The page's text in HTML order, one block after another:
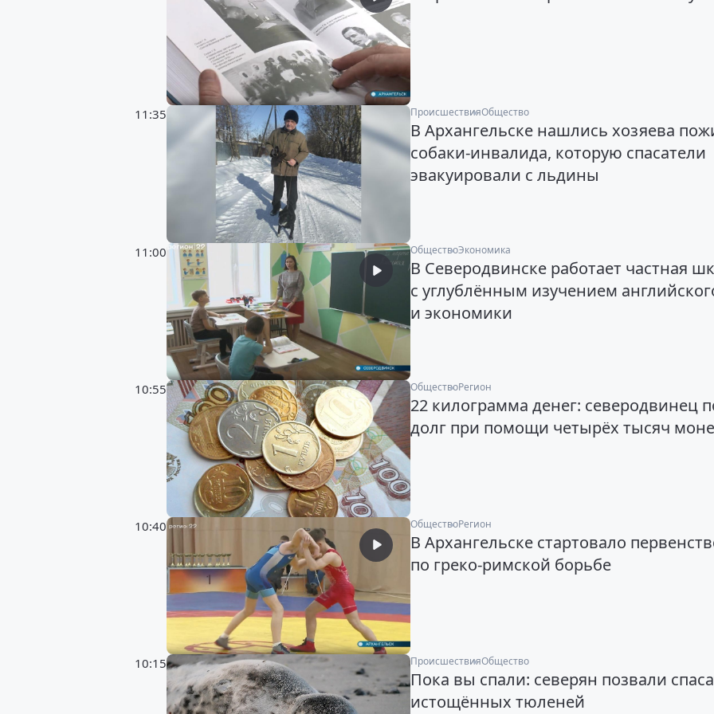
11:35 ПроисшествияОбщество
В Архангельске нашлись хозяева
собаки-инвалида, которую спасатели
эвакуировали с льдины
11:00 ОбществоЭкономика
В Северодвинске работает частная
с углублённым изучением
и экономики
10:55 ОбществоРегион
22 килограмма денег: северодвинец
долг при помощи четырёх тысяч
10:40 ОбществоРегион
В Архангельске стартовало
по греко-римской борьбе
10:15 ПроисшествияОбщество
Пока вы спали: северян позвали
истощённых тюленей